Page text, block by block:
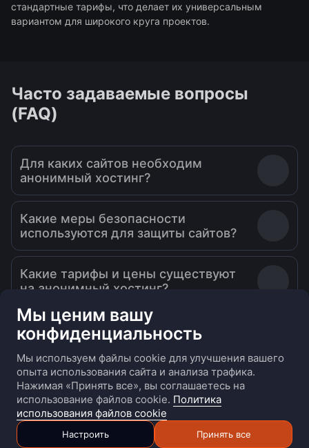
стандартные тарифы, что делает их универсальным
вариантом для широкого круга проектов.
Часто задаваемые вопросы
(FAQ)
Для каких сайтов необходим
анонимный хостинг?
Какие меры безопасности
используются для защиты сайтов?
Какие тарифы и цены существуют
на анонимный хостинг?
О нас Преимущества Продукты Контакты
Все права защищены
Файлы cookie
Условия использования
Политика конфиденциальности
Мы ценим вашу
конфиденциальность
Мы используем файлы cookie для улучшения вашего
опыта использования сайта и анализа трафика.
Нажимая «Принять все», вы соглашаетесь на
использование файлов cookie. Политика
использования файлов cookie
Настроить Принять все